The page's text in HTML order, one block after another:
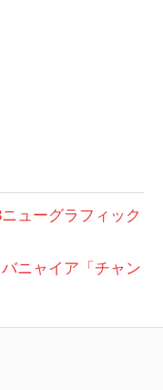
ューグラフィック
ニャイア「チャン